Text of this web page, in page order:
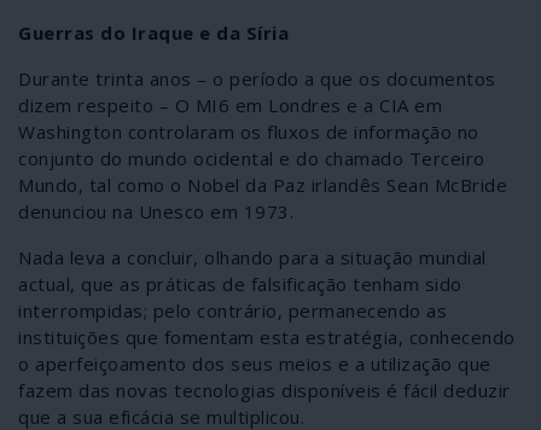
Guerras do Iraque e da Síria
Durante trinta anos – o período a que os documentos
dizem respeito – O MI6 em Londres e a CIA em
Washington controlaram os fluxos de informação no
conjunto do mundo ocidental e do chamado Terceiro
Mundo, tal como o Nobel da Paz irlandês Sean McBride
denunciou na Unesco em 1973.
Nada leva a concluir, olhando para a situação mundial
actual, que as práticas de falsificação tenham sido
interrompidas; pelo contrário, permanecendo as
instituições que fomentam esta estratégia, conhecendo
o aperfeiçoamento dos seus meios e a utilização que
fazem das novas tecnologias disponíveis é fácil deduzir
que a sua eficácia se multiplicou.